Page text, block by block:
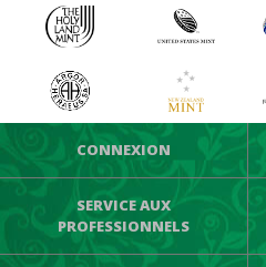
CONNEXION
SERVICE AUX
PROFESSIONNELS